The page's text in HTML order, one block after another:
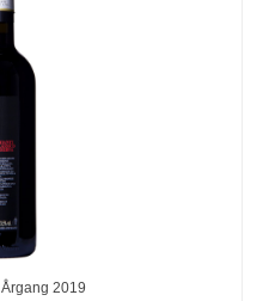
Årgang 2019